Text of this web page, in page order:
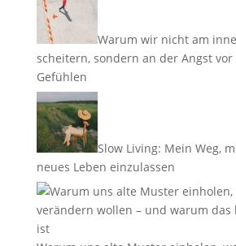
Warum wir nicht am
scheitern, sondern an der Angst
Gefühlen
Slow Living: Mein Weg,
neues Leben einzulassen